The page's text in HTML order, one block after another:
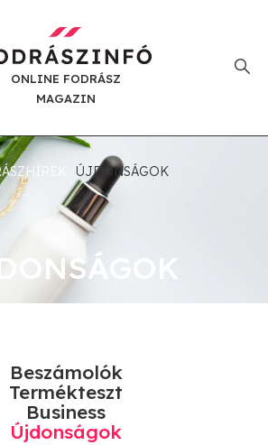
ONLINE FODRÁSZ
MAGAZIN
ÚJDONSÁGOK
Beszámolók
Termékteszt
Business
Újdonságok